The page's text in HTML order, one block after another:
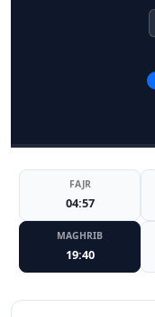
FAJR
04:57
MAGHRIB
19:40